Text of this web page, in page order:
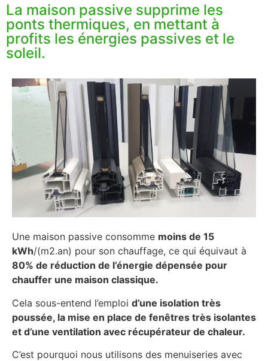
La maison passive supprime les
ponts thermiques, en mettant à
profits les énergies passives et le
soleil.
Une maison passive consomme moins de 15
kWh/(m2.an) pour son chauffage, ce qui équivaut à
80% de réduction de l’énergie dépensée pour
chauffer une maison classique.
Cela sous-entend l’emploi d’une isolation très
poussée, la mise en place de fenêtres très isolantes
et d’une ventilation avec récupérateur de chaleur.
C’est pourquoi nous utilisons des menuiseries avec